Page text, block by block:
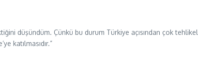
düşündüm. Çünkü bu durum Türkiye açısından çok
katılmasıdır.”